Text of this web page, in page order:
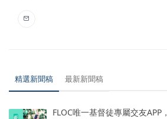
精選新聞稿 最新新聞稿
FLOC唯一基督徒專屬交友APP